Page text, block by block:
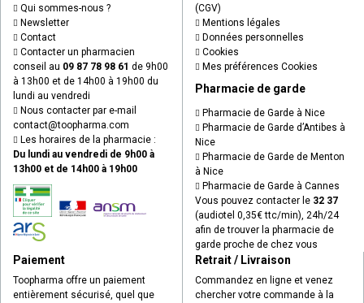
Qui sommes-nous ?
Newsletter
Contact
Contacter un pharmacien
conseil au 09 87 78 98 61 de 9h00
à 13h00 et de 14h00 à 19h00 du
lundi au vendredi
Nous contacter par e-mail
contact@toopharma.com
Les horaires de la pharmacie :
Du lundi au vendredi de 9h00 à
13h00 et de 14h00 à 19h00
(CGV)
Mentions légales
Données personnelles
Cookies
Mes préférences Cookies
Pharmacie de garde
Pharmacie de Garde à Nice
Pharmacie de Garde d’Antibes à
Nice
Pharmacie de Garde de Menton
à Nice
Pharmacie de Garde à Cannes
Vous pouvez contacter le 32 37
(audiotel 0,35€ ttc/min), 24h/24
afin de trouver la pharmacie de
garde proche de chez vous
Paiement
Toopharma offre un paiement
entièrement sécurisé, quel que
Retrait / Livraison
Commandez en ligne et venez
chercher votre commande à la